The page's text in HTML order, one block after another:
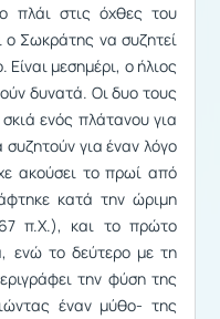
πλάι στις όχθες του
ο Σωκράτης να συζητεί
μεσημέρι, ο ήλιος
δυνατά. Οι δυο τους
ενός πλάτανου για
για έναν λόγο
ακούσει το πρωί από
κατά την ώριμη
π.Χ.), και το πρώτο
ενώ το δεύτερο με τη
την φύση της
έναν μύθο- της